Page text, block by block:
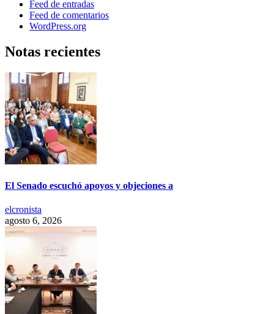
Feed de entradas
Feed de comentarios
WordPress.org
Notas recientes
El Senado escuchó apoyos y objeciones a
elcronista
agosto 6, 2026